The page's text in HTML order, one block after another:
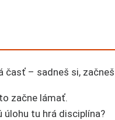
časť – sadneš si,
začne lámať.
úlohu tu hrá disciplína?